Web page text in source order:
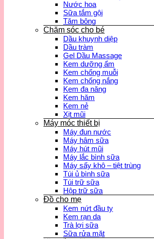
Nước hoa
Sữa tắm gội
Tăm bông
Chăm sóc cho bé
Dầu khuynh diệp
Dầu tràm
Gel Dầu Massage
Kem dưỡng ẩm
Kem chống muỗi
Kem chống nắng
Kem đa năng
Kem hăm
Kem nẻ
Xịt mũi
Máy móc thiết bị
Máy đun nước
Máy hâm sữa
Máy hút mũi
Máy lắc bình sữa
Máy sấy khô – tiệt trùng
Túi ủ bình sữa
Túi trữ sữa
Hộp trữ sữa
Đồ cho mẹ
Kem nứt đầu ty
Kem rạn da
Trà lợi sữa
Sữa rửa mặt